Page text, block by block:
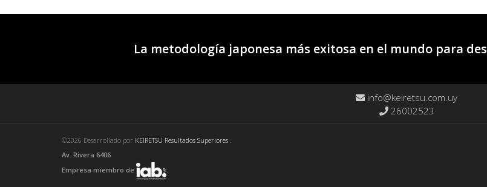
La metodología japonesa más exitosa en el mundo para
info@keiretsu.com.uy
26002523
©2026 Desarrollado por KEIRETSU Resultados Superiores .
Av. Rivera 6406
Empresa miembro de
.